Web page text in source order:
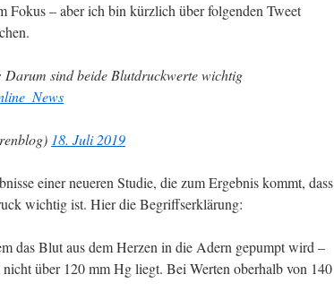
Fokus – aber ich bin kürzlich über folgenden Tweet
sind beide Blutdruckwerte wichtig
18. Juli 2019
einer neueren Studie, die zum Ergebnis kommt, dass
wichtig ist. Hier die Begriffserklärung:
das Blut aus dem Herzen in die Adern gepumpt wird –
über 120 mm Hg liegt. Bei Werten oberhalb von 140